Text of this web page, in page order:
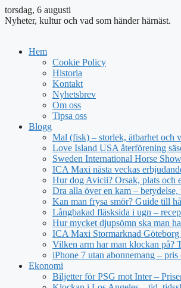
torsdag, 6 augusti
Nyheter, kultur och vad som händer härnäst.
Hem
Cookie Policy
Historia
Kontakt
Nyhetsbrev
Om oss
Tipsa oss
Blogg
Mal (fisk) – storlek, ätbarhet och
Love Island USA återförening
Sweden International Horse
ICA Maxi nästa veckas
Hur dog Avicii? Orsak, plats och
Dra alla över en kam –
Kan man frysa smör? Guide till
Långbakad fläsksida i ugn –
Hur mycket djupsömn ska man
ICA Maxi Stormarknad
Vilken arm har man klockan på?
iPhone 7 utan abonnemang –
Ekonomi
Biljetter för PSG mot Inter –